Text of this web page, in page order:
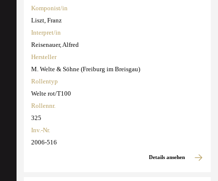
Komponist/in
Liszt, Franz
Interpret/in
Reisenauer, Alfred
Hersteller
M. Welte & Söhne (Freiburg im Breisgau)
Rollentyp
Welte rot/T100
Rollennr.
325
Inv.-Nr.
2006-516
Details ansehen